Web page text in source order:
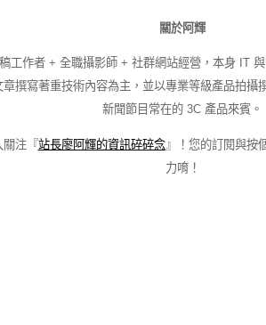
關於阿輝
工作者 + 全職攝影師 + 社群網站經營，本身 IT
撰寫著重技術內容為主，並以專業等級產品拍攝
新聞節目常在的 3C 產品來賓。
關注『站長廖阿輝的資訊碎碎念』！您的訂閱與按
力唷！